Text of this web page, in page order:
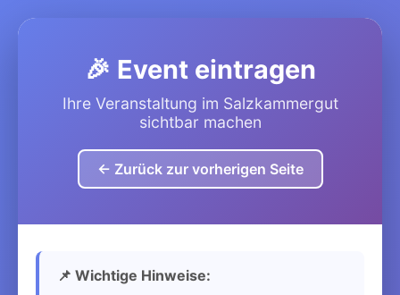
🎉 Event eintragen
Ihre Veranstaltung im Salzkammergut
sichtbar machen
← Zurück zur vorherigen Seite
📌 Wichtige Hinweise: